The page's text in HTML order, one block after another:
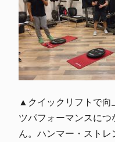
▲クイックリフトで向
ツパフォーマンスに
ん。ハンマー・スト